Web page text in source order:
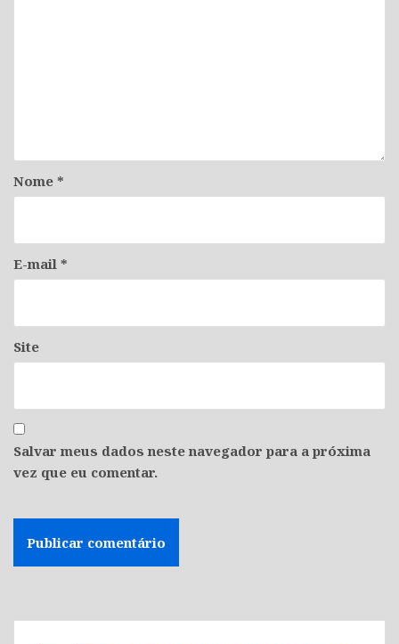
Nome *
E-mail *
Site
Salvar meus dados neste navegador para a próxima
vez que eu comentar.